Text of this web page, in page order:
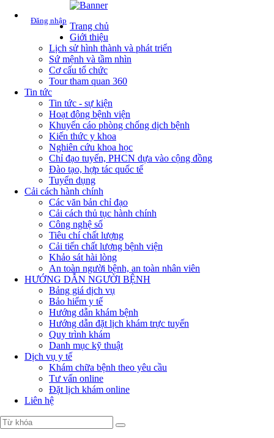
Đăng nhập
Trang chủ
Giới thiệu
Lịch sử hình thành và phát triển
Sứ mệnh và tầm nhìn
Cơ cấu tổ chức
Tour tham quan 360
Tin tức
Tin tức - sự kiện
Hoạt động bệnh viện
Khuyến cáo phòng chống dịch bệnh
Kiến thức y khoa
Nghiên cứu khoa học
Chỉ đạo tuyến, PHCN dựa vào cộng đồng
Đào tạo, hợp tác quốc tế
Tuyển dụng
Cải cách hành chính
Các văn bản chỉ đạo
Cải cách thủ tục hành chính
Công nghệ số
Tiêu chí chất lượng
Cải tiến chất lượng bệnh viện
Khảo sát hài lòng
An toàn người bệnh, an toàn nhân viên
HƯỚNG DẪN NGƯỜI BỆNH
Bảng giá dịch vụ
Bảo hiểm y tế
Hướng dẫn khám bệnh
Hướng dẫn đặt lịch khám trực tuyến
Quy trình khám
Danh mục kỹ thuật
Dịch vụ y tế
Khám chữa bệnh theo yêu cầu
Tư vấn online
Đặt lịch khám online
Liên hệ